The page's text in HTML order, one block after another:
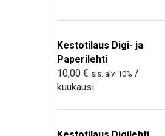
Kestotilaus Digi- ja
Paperilehti
10,00 € sis. alv. 10% /
kuukausi